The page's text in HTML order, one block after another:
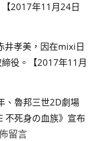
2017年11月24日
井孝美，因在mixi日
役。【2017年11月
、魯邦三世2D劇場
不死身の血族》宣布
留言